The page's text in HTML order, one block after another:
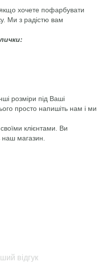
хочете пофарбувати
Ми з радістю вам
розміри під Ваші
просто напишіть нам і ми
клієнтами. Ви
наш магазин.
відгук